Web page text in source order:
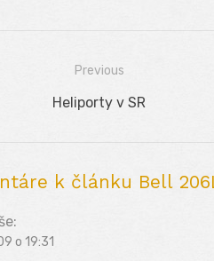
Previous
Previous
Heliporty v SR
k článku Bell
o 19:31